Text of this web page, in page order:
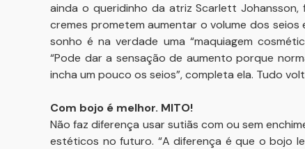
ainda o queridinho da atriz Scarlett
cremes prometem aumentar o volume dos
sonho é na verdade uma “maquiagem
“Pode dar a sensação de aumento porque
incha um pouco os seios”, completa ela. Tudo
Com bojo é melhor. MITO!
Não faz diferença usar sutiãs com ou sem
estéticos no futuro. “A diferença é que o bojo